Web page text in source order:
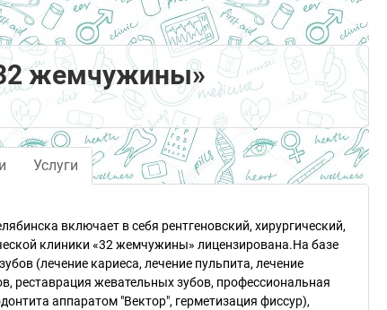
жемчужины»
Услуги
включает в себя рентгеновский, хирургический,
клиники «32 жемчужины» лицензирована.На базе
(лечение кариеса, лечение пульпита, лечение
реставрация жевательных зубов, профессиональная
аппаратом "Вектор", герметизация фиссур),